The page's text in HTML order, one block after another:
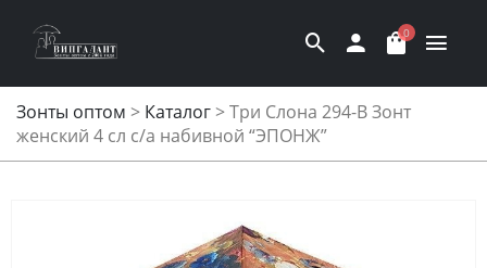
0
Зонты оптом > Каталог>Три Слона 294-B Зонт
женский 4 сл с/а набивной “ЭПОНЖ”